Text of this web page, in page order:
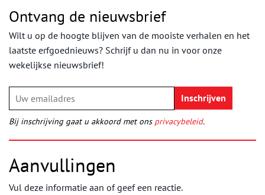
Ontvang de nieuwsbrief
Wilt u op de hoogte blijven van de mooiste verhalen en het
laatste erfgoednieuws? Schrijf u dan nu in voor onze
wekelijkse nieuwsbrief!
Bij inschrijving gaat u akkoord met ons privacybeleid.
Aanvullingen
Vul deze informatie aan of geef een reactie.